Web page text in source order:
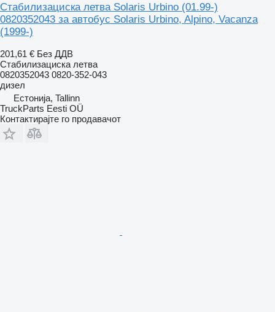
Стабилизациска летва Solaris Urbino (01.99-)
0820352043 за автобус Solaris Urbino, Alpino, Vacanza
(1999-)
201,61 € Без ДДВ
Стабилизациска летва
0820352043 0820-352-043
дизел
Естонија, Tallinn
TruckParts Eesti OÜ
Контактирајте го продавачот